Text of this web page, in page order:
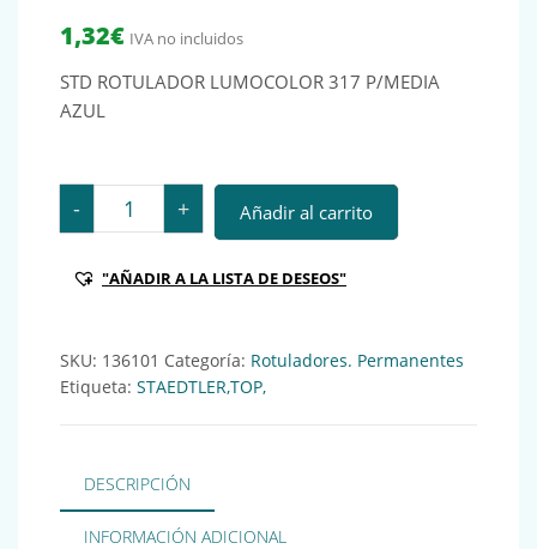
1,32€ IVA no incluidos
STD ROTULADOR LUMOCOLOR 317 P/MEDIA
AZUL
- STD ROTULADOR LUMOCOLOR 317 P/MEDIA AZUL
+ Añadir al carrito
"AÑADIR A LA LISTA DE DESEOS"
SKU: 136101 Categoría: Rotuladores. Permanentes
Etiqueta: STAEDTLER,TOP,
DESCRIPCIÓN
INFORMACIÓN ADICIONAL